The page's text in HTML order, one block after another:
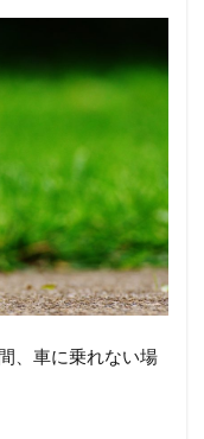
、車に乗れない場